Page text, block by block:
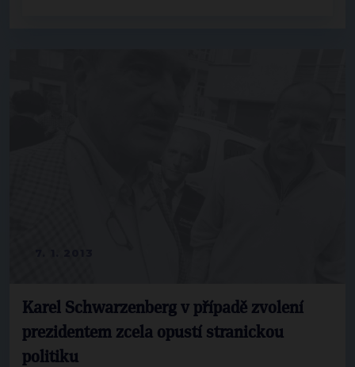
Karel Schwarzenberg v případě zvolení
prezidentem zcela opustí stranickou
politiku